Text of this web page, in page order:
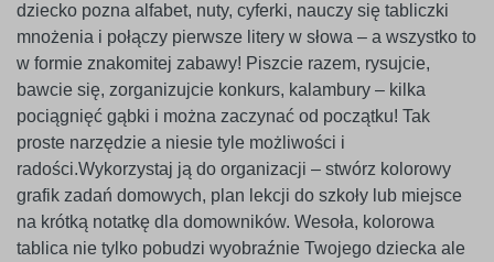
dziecko pozna alfabet, nuty, cyferki, nauczy się tabliczki
mnożenia i połączy pierwsze litery w słowa – a wszystko to
w formie znakomitej zabawy! Piszcie razem, rysujcie,
bawcie się, zorganizujcie konkurs, kalambury – kilka
pociągnięć gąbki i można zaczynać od początku! Tak
proste narzędzie a niesie tyle możliwości i
radości.Wykorzystaj ją do organizacji – stwórz kolorowy
grafik zadań domowych, plan lekcji do szkoły lub miejsce
na krótką notatkę dla domowników. Wesoła, kolorowa
tablica nie tylko pobudzi wyobraźnie Twojego dziecka ale